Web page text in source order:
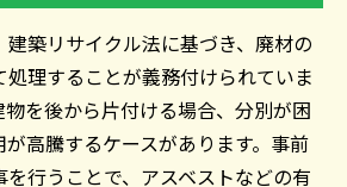
築リサイクル法に基づき、廃材の
理することが義務付けられていま
を後から片付ける場合、分別が困
高騰するケースがあります。事前
行うことで、アスベストなどの有